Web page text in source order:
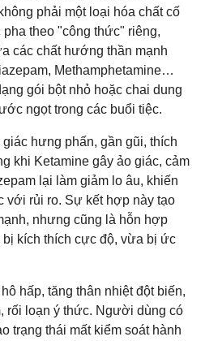
phải một loại hóa chất cố
theo "công thức" riêng,
các chất hướng thần mạnh
Methamphetamine…
gói bột nhỏ hoặc chai dung
ngọt trong các buổi tiệc.
hưng phấn, gần gũi, thích
khi Ketamine gây ảo giác, cảm
lại làm giảm lo âu, khiến
với rủi ro. Sự kết hợp này tạo
nhưng cũng là hỗn hợp
kích thích cực độ, vừa bị ức
hấp, tăng thân nhiệt đột biến,
rối loạn ý thức. Người dùng có
trạng thái mất kiểm soát hành